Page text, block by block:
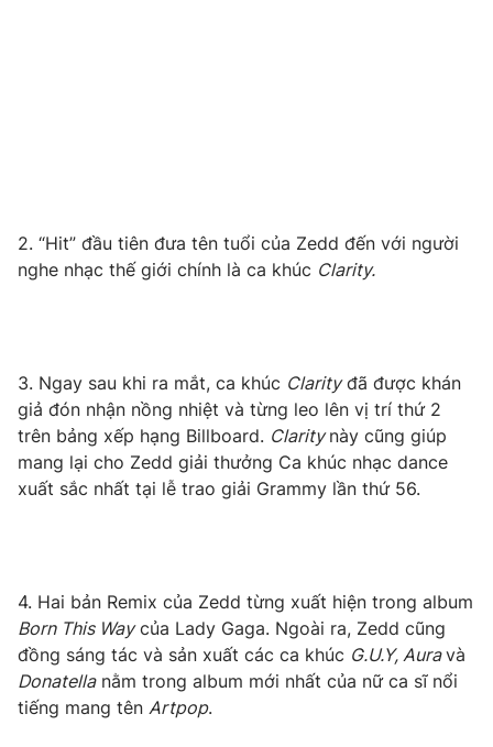
VTV4 Vươn mình bằng AI
THỜI BÁO VTV
Cơ quan chủ quản: Đài Truyền hình Việt Nam
Cơ quan báo chí:
Thời báo VTV
Giấy phép hoạt động báo in và báo điện tử số 483/GP-BTTTT
cấp ngày 29/12/2023
2. “Hit” đầu tiên đưa tên tuổi của Zedd đến với người
nghe nhạc thế giới chính là ca khúc Clarity.
3. Ngay sau khi ra mắt, ca khúc Clarityđã được khán
giả đón nhận nồng nhiệt và từng leo lên vị trí thứ 2
trên bảng xếp hạng Billboard. Claritynày cũng giúp
mang lại cho Zedd giải thưởng Ca khúc nhạc dance
xuất sắc nhất tại lễ trao giải Grammy lần thứ 56.
4. Hai bản Remix của Zedd từng xuất hiện trong album
Born This Waycủa Lady Gaga. Ngoài ra, Zedd cũng
đồng sáng tác và sản xuất các ca khúc G.U.Y, Auravà
Donatellanằm trong album mới nhất của nữ ca sĩ nổi
tiếng mang tên Artpop.